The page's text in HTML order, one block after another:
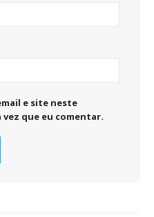
e site neste
que eu comentar.